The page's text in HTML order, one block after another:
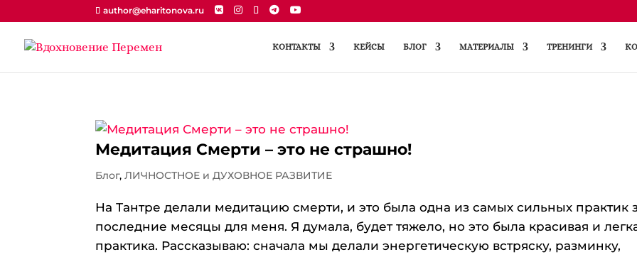
author@eharitonova.ru
КОНТАКТЫ КЕЙСЫ БЛОГ МАТЕРИАЛЫ ТРЕНИНГИ
Медитация Смерти – это не страшно!
Блог,ЛИЧНОСТНОЕ и ДУХОВНОЕ РАЗВИТИЕ
На Тантре делали медитацию смерти, и это была одна из самых сильных практик
последние месяцы для меня. Я думала, будет тяжело, но это была красивая и
практика. Рассказываю: сначала мы делали энергетическую встряску, разминку,